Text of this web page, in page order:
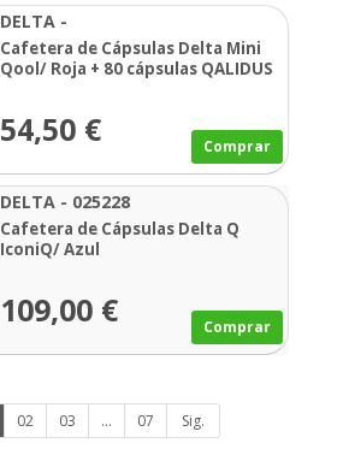
DELTA -
Cafetera de Cápsulas Delta Mini
Qool/ Roja + 80 cápsulas QALIDUS
54,50 € Comprar
DELTA - 025228
Cafetera de Cápsulas Delta Q
IconiQ/ Azul
109,00 € Comprar
02 03 ... 07 Sig.